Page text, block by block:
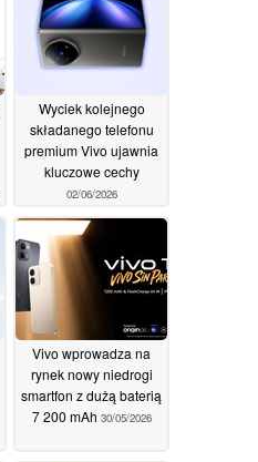
Wyciek kolejnego
składanego telefonu
premium Vivo ujawnia
kluczowe cechy
02/06/2026
Vivo wprowadza na
rynek nowy niedrogi
smartfon z dużą baterią
7 200 mAh 30/05/2026